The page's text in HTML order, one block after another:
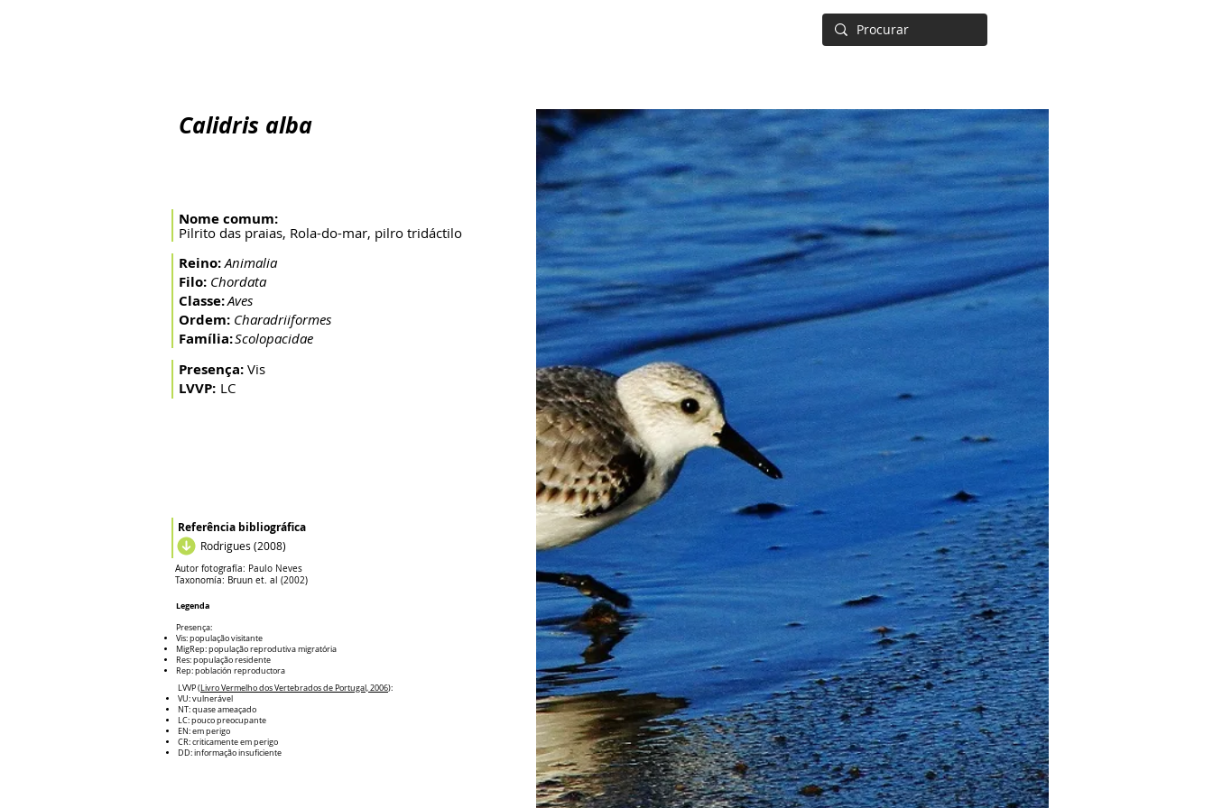
Aves
Charadriiformes
Presença: Vis
LVVP: LC
Paulo Neves
Autor fotografía:
Taxonomía: Bruun et. al (2002)
Legenda
Presença:
Vis: população visitante
MigRep: população reprodutiva migratória
Res: população residente
Rep: población reproductora
LVVP (Livro Vermelho dos Vertebrados de Portugal, 2006):
VU: vulnerável
NT: quase ameaçado
LC: pouco preocupante
EN: em perigo
CR: criticamente em perigo
DD: informação insuficiente
Calidris alba
Nome comum:
Pilrito das praias, Rola-do-mar, pilro tridáctilo
Reino:Animalia
Filo: Chordata
Classe:
Ordem:
Scolopacidae
Família:
Referência bibliográfica
Rodrigues (2008)